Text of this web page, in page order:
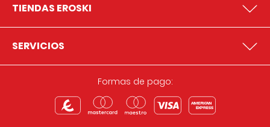
TIENDAS EROSKI
SERVICIOS
Formas de pago: